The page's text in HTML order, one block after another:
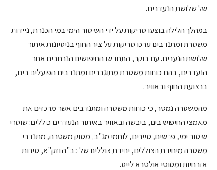
של שלושת הנעדרים.
במהלך הלילה בוצעו סריקות על ידי השיטור הימי במי הכנרת, ניידות
משטרת ומתנדבים ערכו סריקות על ציר החוף בניסיונות איתור
שלושת הנערים. עם בוקר, התחדשו החיפושים הנרחבים אחר
הנעדרים, בהם כוחות משטרת מתוגברים ומתנדבים הפועלים בים,
ברצועת החוף ובאוויר.
מהמשטרה נמסר, כי כוחות משטרה ומתנדבים אשר מרכזים את
מאמצי החיפוש בים, ביבשה ובאוויר באיתור הנעדרים כוללים: שוטרי
שיטור ימי, פרשים, סיירים, לוחמי מג"ב, מסוק משטרה, מתנדבי
משטרה מיחידת הצוללים, יחידת צוללים של כב"ה וזק"א, סירות
אזרחיות ומטוסי אולטרא לייט.